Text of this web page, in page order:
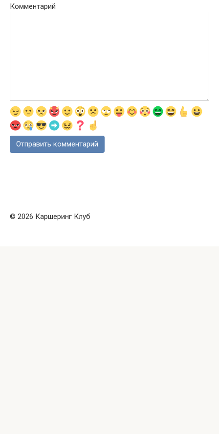
Комментарий
© 2026 Каршеринг Клуб